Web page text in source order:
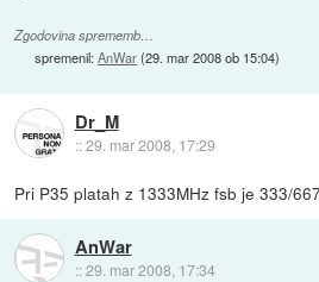
Zgodovina sprememb…
spremenil:AnWar(29. mar 2008 ob 15:04)
Dr_M
::29. mar 2008, 17:29
Pri P35 platah z 1333MHz fsb je 333/
AnWar
::29. mar 2008, 17:34